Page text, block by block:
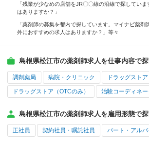
「残業が少なめの店舗をJR〇〇線の沿線で探してい
はありますか？」
「薬剤師の募集を都内で探しています。マイナビ薬剤
外におすすめの求人はありますか？」等々
島根県松江市の薬剤師求人を仕事内容で
調剤薬局 病院・クリニック ドラッグストア
ドラッグストア（OTCのみ） 治験コーディネー
島根県松江市の薬剤師求人を雇用形態で
正社員 契約社員・嘱託社員 パート・アルバ